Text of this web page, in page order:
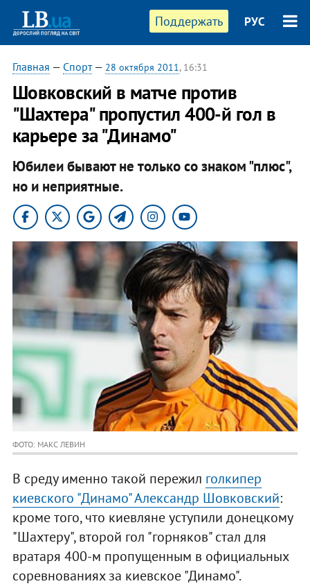
Поддержать РУС
Главная — Спорт— 28 октября 2011, 16:31
Шовковский в матче против
"Шахтера" пропустил 400-й гол в
карьере за "Динамо"
Юбилеи бывают не только со знаком "плюс",
но и неприятные.
ФОТО: МАКС ЛЕВИН
В среду именно такой пережил голкипер
киевского "Динамо" Александр Шовковский:
кроме того, что киевляне уступили донецкому
"Шахтеру", второй гол "горняков" стал для
вратаря 400-м пропущенным в официальных
соревнованиях за киевское "Динамо".